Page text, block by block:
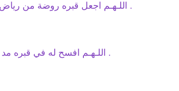
اللـهـم اجعل قبره روضة من رياض الجنة ,ولا تجعله حفرة من حفر النار .
اللـهـم افسح له في قبره مد بصره وافرش قبره من فراش الجنة .